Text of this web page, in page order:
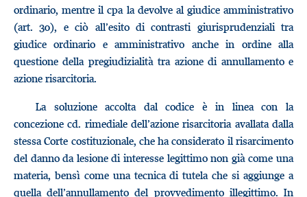
ordinario, mentre il cpa la devolve al giudice amministrativo
(art. 30), e ciò all’esito di contrasti giurisprudenziali tra
giudice ordinario e amministrativo anche in ordine alla
questione della pregiudizialità tra azione di annullamento e
azione risarcitoria.
La soluzione accolta dal codice è in linea con la
concezione cd. rimediale dell’azione risarcitoria avallata dalla
stessa Corte costituzionale, che ha considerato il risarcimento
del danno da lesione di interesse legittimo non già come una
materia, bensì come una tecnica di tutela che si aggiunge a
quella dell’annullamento del provvedimento illegittimo. In